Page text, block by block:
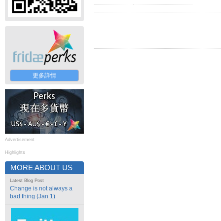
更多詳情
Advertisement
Highlights
MORE ABOUT US
Latest Blog Post
Change is not always a
bad thing (Jan 1)